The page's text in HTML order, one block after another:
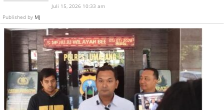
Juli 15, 2026 10:33 am
Published by MJ